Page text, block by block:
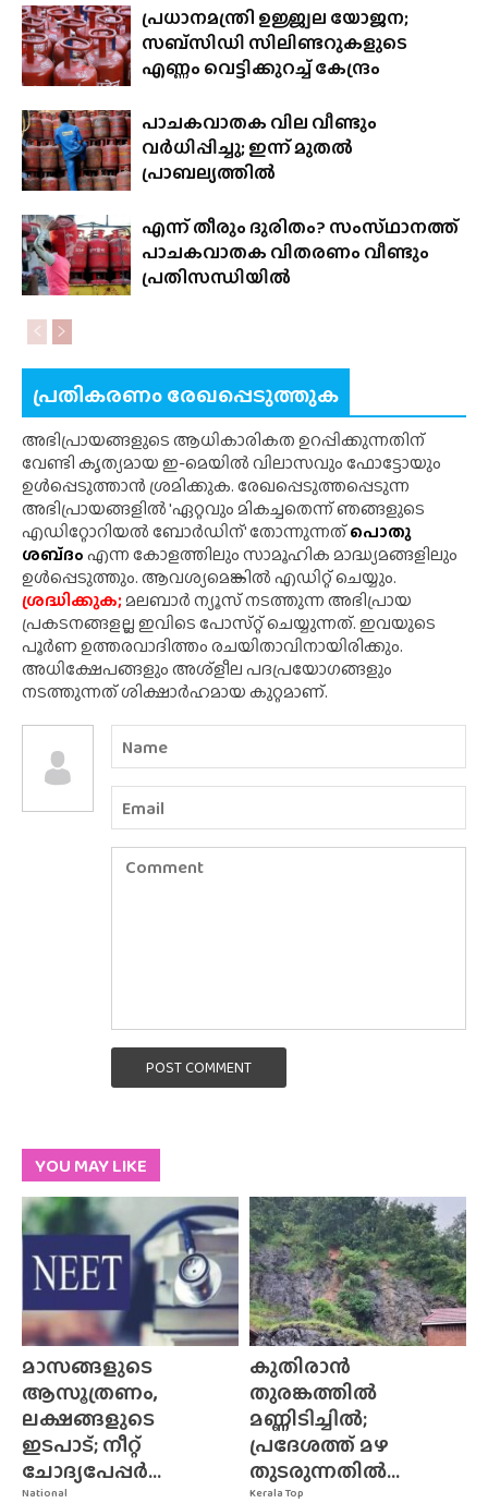
പ്രധാനമന്ത്രി ഉജ്ജ്വല യോജന;
സബ്‌സിഡി സിലിണ്ടറുകളുടെ
എണ്ണം വെട്ടിക്കുറച്ച് കേന്ദ്രം
പാചകവാതക വില വീണ്ടും
വർധിപ്പിച്ചു; ഇന്ന് മുതൽ
പ്രാബല്യത്തിൽ
എന്ന് തീരും ദുരിതം? സംസ്‌ഥാനത്ത്‌
പാചകവാതക വിതരണം വീണ്ടും
പ്രതിസന്ധിയിൽ
പ്രതികരണം രേഖപ്പെടുത്തുക
അഭിപ്രായങ്ങളുടെ ആധികാരികത ഉറപ്പിക്കുന്നതിന്
വേണ്ടി കൃത്യമായ ഇ-മെയിൽ വിലാസവും ഫോട്ടോയും
ഉൾപ്പെടുത്താൻ ശ്രമിക്കുക. രേഖപ്പെടുത്തപ്പെടുന്ന
അഭിപ്രായങ്ങളിൽ 'ഏറ്റവും മികച്ചതെന്ന് ഞങ്ങളുടെ
എഡിറ്റോറിയൽ ബോർഡിന്' തോന്നുന്നത്പൊതു
ശബ്‌ദംഎന്ന കോളത്തിലും സാമൂഹിക മാദ്ധ്യമങ്ങളിലും
ഉൾപ്പെടുത്തും. ആവശ്യമെങ്കിൽ എഡിറ്റ് ചെയ്യും.
ശ്രദ്ധിക്കുക;മലബാർ ന്യൂസ് നടത്തുന്ന അഭിപ്രായ
പ്രകടനങ്ങളല്ല ഇവിടെ പോസ്‌റ്റ് ചെയ്യുന്നത്. ഇവയുടെ
പൂർണ ഉത്തരവാദിത്തം രചയിതാവിനായിരിക്കും.
അധിക്ഷേപങ്ങളും അശ്‌ളീല പദപ്രയോഗങ്ങളും
നടത്തുന്നത് ശിക്ഷാർഹമായ കുറ്റമാണ്.
POST COMMENT
YOU MAY LIKE
National
മാസങ്ങളുടെ
ആസൂത്രണം,
ലക്ഷങ്ങളുടെ
ഇടപാട്; നീറ്റ്
ചോദ്യപേപ്പർ...
Kerala Top
കുതിരാൻ
തുരങ്കത്തിൽ
മണ്ണിടിച്ചിൽ;
പ്രദേശത്ത് മഴ
തുടരുന്നതിൽ...